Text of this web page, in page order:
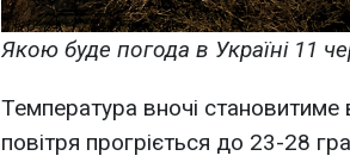
Якою буде погода в Україні 11
Температура вночі становитиме
повітря прогріється до 23-28